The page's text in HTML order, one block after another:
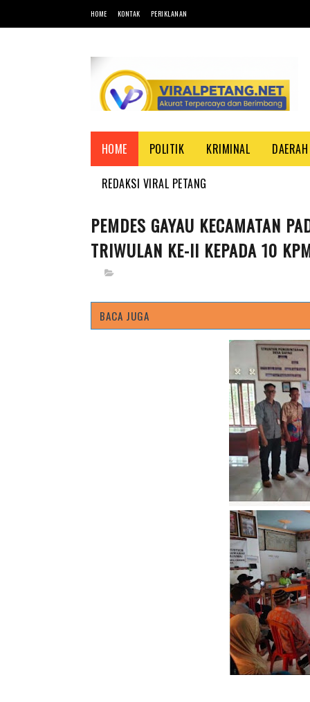
HOME KONTAK PERIKLANAN
HOME POLITIK KRIMINAL DAERAH
REDAKSI VIRAL PETANG
PEMDES GAYAU KECAMATAN
TRIWULAN KE-II KEPADA 10
BACA JUGA